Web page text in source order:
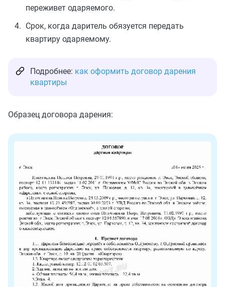
переживет одаряемого.
Срок, когда даритель обязуется передать
квартиру одаряемому.
Подробнее: как оформить договор дарения
квартиры
Образец договора дарения: